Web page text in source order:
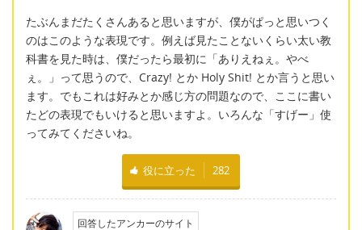
たぶんまだたくさんあると思いますが、僕がぱっと思いつく
のはこのような表現です。例えば見たことないくらい太い教
科書を見た時は、僕だったら最初に「ありえねぇ。やべ
ぇ。」って思うので、Crazy! とか Holy Shit! とか言うと思い
ます。でもこれは好みとか感じ方の問題なので、ここに書い
たどの表現でもいけると思いますよ。いろんな「すげー」使
ってみてくださいね。
役に立った 282
回答したアンカーのサイト